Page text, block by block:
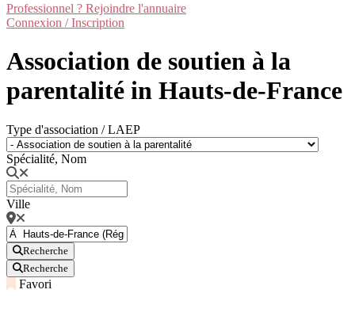
Professionnel ? Rejoindre l'annuaire
Connexion / Inscription
Association de soutien à la
parentalité in Hauts-de-France
Type d'association / LAEP
Spécialité, Nom
Ville
Recherche
Recherche
Favori